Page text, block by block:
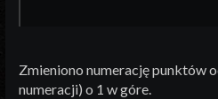
Zmieniono numerację punktów
numeracji) o 1 w góre.